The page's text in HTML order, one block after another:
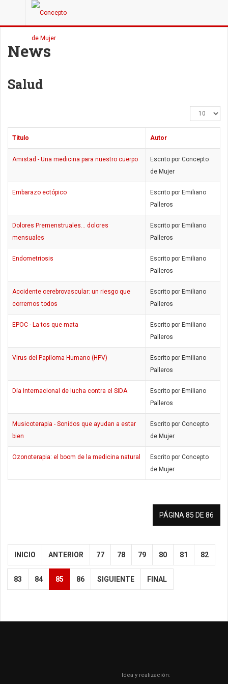
News
Salud
Cantidad
Título Autor
Amistad - Una medicina para nuestro cuerpo
Escrito por Concepto
de Mujer
Embarazo ectópico
Escrito por Emiliano
Palleros
Dolores Premenstruales… dolores
mensuales
Escrito por Emiliano
Palleros
Endometriosis
Escrito por Emiliano
Palleros
Accidente cerebrovascular: un riesgo que
corremos todos
Escrito por Emiliano
Palleros
EPOC - La tos que mata
Escrito por Emiliano
Palleros
Virus del Papiloma Humano (HPV)
Escrito por Emiliano
Palleros
Día Internacional de lucha contra el SIDA
Escrito por Emiliano
Palleros
Musicoterapia - Sonidos que ayudan a estar
bien
Escrito por Concepto
de Mujer
Ozonoterapia: el boom de la medicina natural
Escrito por Concepto
de Mujer
PÁGINA 85 DE 86
INICIO ANTERIOR 77 78 79 80 81 82
83 84 85 86 SIGUIENTE FINAL
Idea y realización: